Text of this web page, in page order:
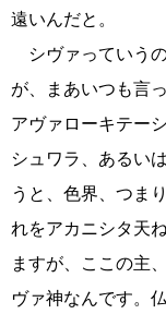
遠いんだと。
シヴァっていう
が、まあいつも言
アヴァローキテー
シュワラ、あるい
うと、色界、つま
れをアカニシタ天
ますが、ここの主
ヴァ神なんです。